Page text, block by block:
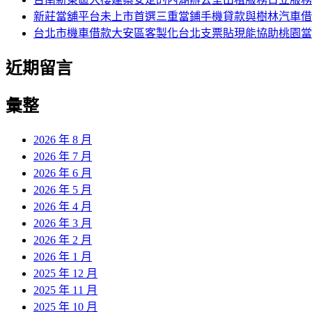
新莊當舖平台未上市首選三重當鋪手機貸款與樹林汽車
台北市機車借款大安區客製化台北支票貼現能協助桃園
近期留言
彙整
2026 年 8 月
2026 年 7 月
2026 年 6 月
2026 年 5 月
2026 年 4 月
2026 年 3 月
2026 年 2 月
2026 年 1 月
2025 年 12 月
2025 年 11 月
2025 年 10 月